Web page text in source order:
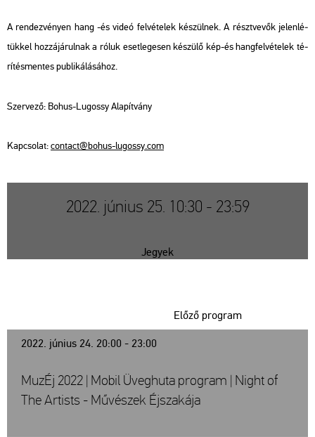
A ren­dez­vé­nyen hang -és videó fel­vé­te­lek ké­szül­nek. A részt­ve­vők je­len­lé­
tük­kel hoz­zá­já­rul­nak a róluk eset­le­ge­sen ké­szü­lő kép-és hang­fel­vé­te­lek té­
rí­tés­men­tes pub­li­ká­lá­sá­hoz.
Szer­ve­ző: Bohus-Lu­gossy Ala­pít­vány
Kap­cso­lat:con­tact@​bohus-​lu­gossy.​com
2022. június 25. 10:30 - 23:59
Jegyek
2022. június 24. 20:00 - 23:00
Előző program
MuzÉj 2022 | Mobil Üveghuta program | Night of
The Artists - Művészek Éjszakája